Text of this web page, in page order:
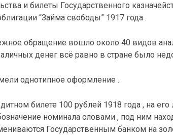
и билеты Государственного
“Займа свободы” 1917 года .
обращение вошло около 40 видов
денег всё равно в стране было
однотипное оформление .
билете 100 рублей 1918 года , на
номинала словами , под ним
Государственным банком на